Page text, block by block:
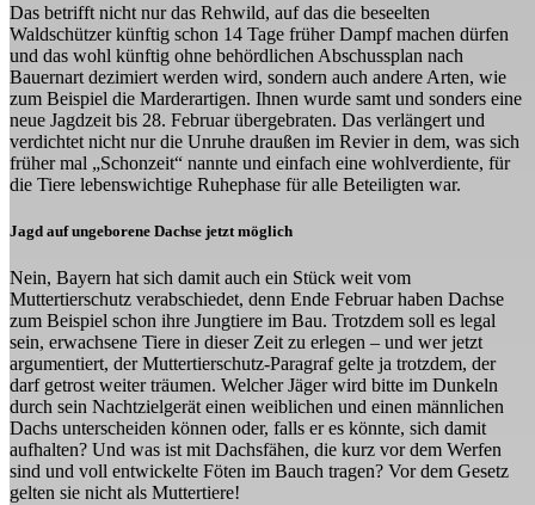
Das betrifft nicht nur das Rehwild, auf das die beseelten
Waldschützer künftig schon 14 Tage früher Dampf machen dürfen
und das wohl künftig ohne behördlichen Abschussplan nach
Bauernart dezimiert werden wird, sondern auch andere Arten, wie
zum Beispiel die Marderartigen. Ihnen wurde samt und sonders eine
neue Jagdzeit bis 28. Februar übergebraten. Das verlängert und
verdichtet nicht nur die Unruhe draußen im Revier in dem, was sich
früher mal „Schonzeit“ nannte und einfach eine wohlverdiente, für
die Tiere lebenswichtige Ruhephase für alle Beteiligten war.
Jagd auf ungeborene Dachse jetzt möglich
Nein, Bayern hat sich damit auch ein Stück weit vom
Muttertierschutz verabschiedet, denn Ende Februar haben Dachse
zum Beispiel schon ihre Jungtiere im Bau. Trotzdem soll es legal
sein, erwachsene Tiere in dieser Zeit zu erlegen – und wer jetzt
argumentiert, der Muttertierschutz-Paragraf gelte ja trotzdem, der
darf getrost weiter träumen. Welcher Jäger wird bitte im Dunkeln
durch sein Nachtzielgerät einen weiblichen und einen männlichen
Dachs unterscheiden können oder, falls er es könnte, sich damit
aufhalten? Und was ist mit Dachsfähen, die kurz vor dem Werfen
sind und voll entwickelte Föten im Bauch tragen? Vor dem Gesetz
gelten sie nicht als Muttertiere!